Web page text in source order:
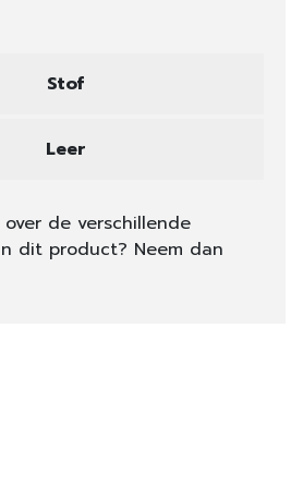
Stof
Leer
de verschillende
dit product? Neem dan